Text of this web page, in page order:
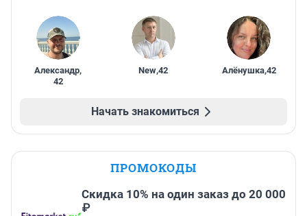
Александр,
42
New,42 Алёнушка,42
Начать знакомиться
ПРОМОКОДЫ
Скидка 10% на один заказ до 20 000
₽